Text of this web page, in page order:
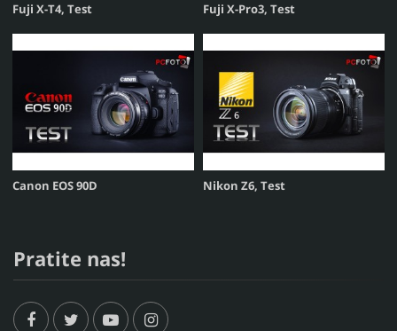
Fuji X-T4, Test Fuji X-Pro3, Test
Canon EOS 90D Nikon Z6, Test
Pratite nas!